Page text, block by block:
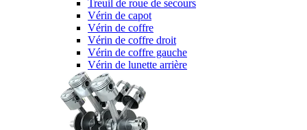
Treuil de roue de secours
Vérin de capot
Vérin de coffre
Vérin de coffre droit
Vérin de coffre gauche
Vérin de lunette arrière